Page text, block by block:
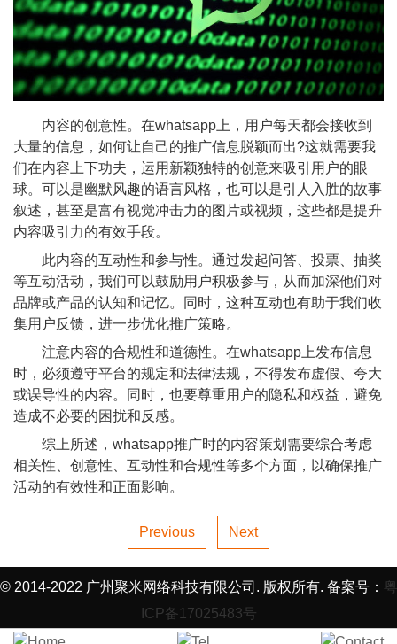
内容的创意性。在whatsapp上，用户每天都会接收到
大量的信息，如何让自己的推广信息脱颖而出?这就需要我
们在内容上下功夫，运用新颖独特的创意来吸引用户的眼
球。可以是幽默风趣的语言风格，也可以是引人入胜的故事
叙述，甚至是富有视觉冲击力的图片或视频，这些都是提升
内容吸引力的有效手段。
此内容的互动性和参与性。通过发起问答、投票、抽奖
等互动活动，我们可以鼓励用户积极参与，从而加深他们对
品牌或产品的认知和记忆。同时，这种互动也有助于我们收
集用户反馈，进一步优化推广策略。
注意内容的合规性和道德性。在whatsapp上发布信息
时，必须遵守平台的规定和法律法规，不得发布虚假、夸大
或误导性的内容。同时，也要尊重用户的隐私和权益，避免
造成不必要的困扰和反感。
综上所述，whatsapp推广时的内容策划需要综合考虑
相关性、创意性、互动性和合规性等多个方面，以确保推广
活动的有效性和正面影响。
Previous Next
© 2014-2022 广州聚米网络科技有限公司. 版权所有. 备案号： 粤
ICP备17025483号